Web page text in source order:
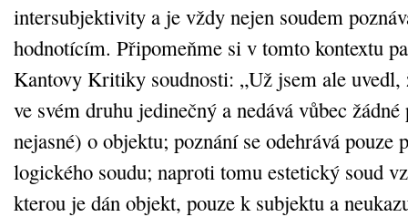
intersubjektivity a je vždy nejen soudem
hodnotícím. Připomeňme si v tomto kontextu
Kantovy Kritiky soudnosti: „Už jsem ale uvedl,
ve svém druhu jedinečný a nedává vůbec
nejasné) o objektu; poznání se odehrává pouze
logického soudu; naproti tomu estetický soud
kterou je dán objekt, pouze k subjektu a